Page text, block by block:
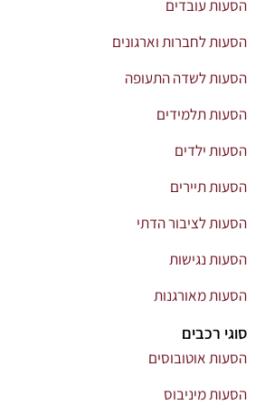
הסעות עובדים
הסעות לחברות וארגונים
הסעות לשדה התעופה
הסעות תלמידים
הסעות ילדים
הסעות תיירים
הסעות לציבור הדתי
הסעות נגישות
הסעות מאורגנות
סוגי רכבים
הסעות אוטובוסים
הסעות מיניבוס